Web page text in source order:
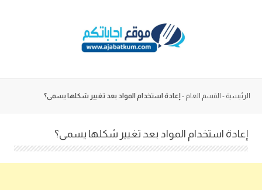
الرئيسية - القسم العام - إعادة استخدام المواد بعد تغيير شكلها يسمى؟
إعادة استخدام المواد بعد تغيير شكلها يسمى؟